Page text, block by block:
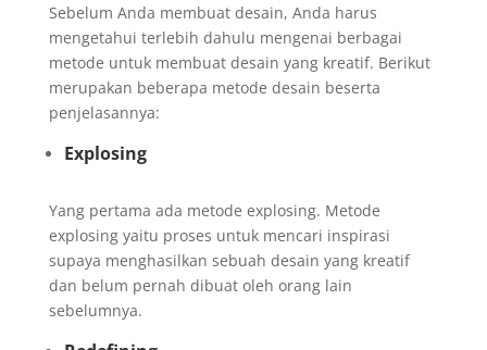
Sebelum Anda membuat desain, Anda harus
mengetahui terlebih dahulu mengenai berbagai
metode untuk membuat desain yang kreatif. Berikut
merupakan beberapa metode desain beserta
penjelasannya:
Explosing
Yang pertama ada metode explosing. Metode
explosing yaitu proses untuk mencari inspirasi
supaya menghasilkan sebuah desain yang kreatif
dan belum pernah dibuat oleh orang lain
sebelumnya.